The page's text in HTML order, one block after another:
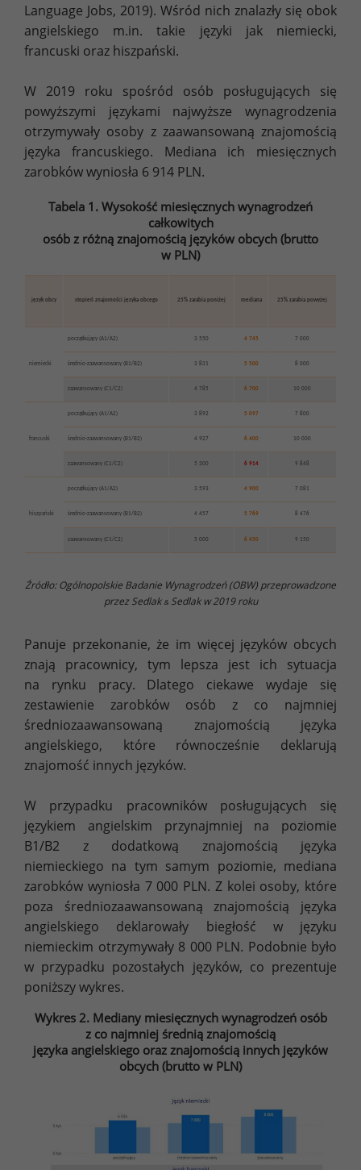
Language Jobs, 2019). Wśród nich znalazły się obok
angielskiego m.in. takie języki jak niemiecki,
francuski oraz hiszpański.
W 2019 roku spośród osób posługujących się
powyższymi językami najwyższe wynagrodzenia
otrzymywały osoby z zaawansowaną znajomością
języka francuskiego. Mediana ich miesięcznych
zarobków wyniosła 6 914 PLN.
Tabela 1. Wysokość miesięcznych wynagrodzeń
całkowitych
osób z różną znajomością języków obcych (brutto
w PLN)
język obcy stopień znajomości języka obcego 25% zarabia poniżej mediana 25% zarabia powyżej
niemiecki
początkujący (A1/A2) 3 550 4 745 7 000
średnio-zaawansowany (B1/B2) 3 831 5 500 8 000
zaawansowany (C1/C2) 4 785 6 700 10 000
francuski
początkujący (A1/A2) 3 892 5 097 7 800
średnio-zaawansowany (B1/B2) 4 927 6 400 10 000
zaawansowany (C1/C2) 5 300 6 914 9 848
hiszpański
początkujący (A1/A2) 3 593 4 900 7 081
średnio-zaawansowany (B1/B2) 4 457 5 769 8 476
zaawansowany (C1/C2) 5 000 6 450 9 150
Źródło: Ogólnopolskie Badanie Wynagrodzeń (OBW) przeprowadzone
przez Sedlak &Sedlak w 2019 roku
Panuje przekonanie, że im więcej języków obcych
znają pracownicy, tym lepsza jest ich sytuacja
na rynku pracy. Dlatego ciekawe wydaje się
zestawienie zarobków osób z co najmniej
średniozaawansowaną znajomością języka
angielskiego, które równocześnie deklarują
znajomość innych języków.
W przypadku pracowników posługujących się
językiem angielskim przynajmniej na poziomie
B1/B2 z dodatkową znajomością języka
niemieckiego na tym samym poziomie, mediana
zarobków wyniosła 7 000 PLN. Z kolei osoby, które
poza średniozaawansowaną znajomością języka
angielskiego deklarowały biegłość w języku
niemieckim otrzymywały 8 000 PLN. Podobnie było
w przypadku pozostałych języków, co prezentuje
poniższy wykres.
Wykres 2. Mediany miesięcznych wynagrodzeń osób
z co najmniej średnią znajomością
języka angielskiego oraz znajomością innych języków
obcych (brutto w PLN)